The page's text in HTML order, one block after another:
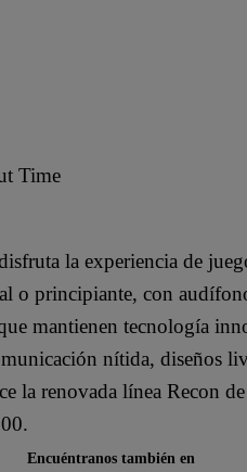
Time
la experiencia de
o principiante, con
mantienen tecnología
nítida, diseños
la renovada línea Recon
Encuéntranos también en